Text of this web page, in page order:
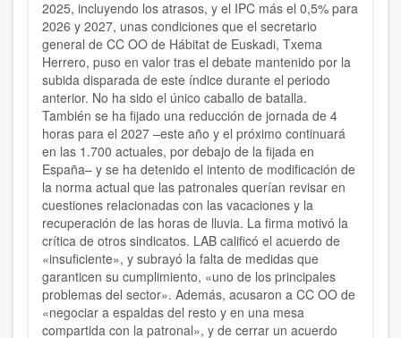
2025, incluyendo los atrasos, y el IPC más el 0,5% para
2026 y 2027, unas condiciones que el secretario
general de CC OO de Hábitat de Euskadi, Txema
Herrero, puso en valor tras el debate mantenido por la
subida disparada de este índice durante el periodo
anterior. No ha sido el único caballo de batalla.
También se ha fijado una reducción de jornada de 4
horas para el 2027 –este año y el próximo continuará
en las 1.700 actuales, por debajo de la fijada en
España– y se ha detenido el intento de modificación de
la norma actual que las patronales querían revisar en
cuestiones relacionadas con las vacaciones y la
recuperación de las horas de lluvia. La firma motivó la
crítica de otros sindicatos. LAB calificó el acuerdo de
«insuficiente», y subrayó la falta de medidas que
garanticen su cumplimiento, «uno de los principales
problemas del sector». Además, acusaron a CC OO de
«negociar a espaldas del resto y en una mesa
compartida con la patronal», y de cerrar un acuerdo